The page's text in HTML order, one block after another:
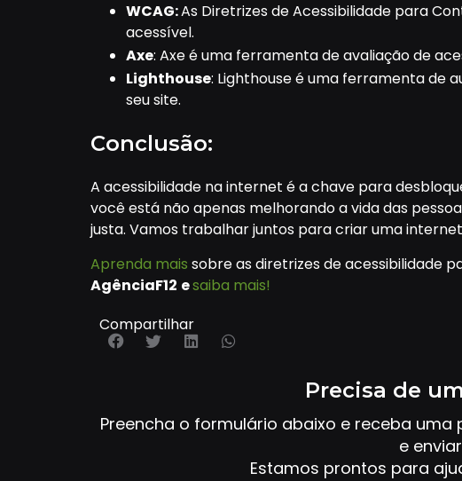
WCAG:As Diretrizes de Acessibilidade para
acessível.
Axe: Axe é uma ferramenta de avaliação de
Lighthouse: Lighthouse é uma ferramenta de
seu site.
Conclusão:
A acessibilidade na internet é a chave para
você está não apenas melhorando a vida das
justa. Vamos trabalhar juntos para criar uma
Aprenda mais sobre as diretrizes de acessibilidade
AgênciaF12 esaiba mais!
Compartilhar
Precisa de
Preencha o formulário abaixo e receba
e
Estamos prontos para